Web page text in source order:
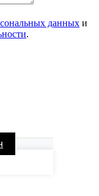
данных и
.